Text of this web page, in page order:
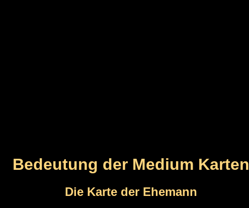
Bedeutung der Medium Karten
Die Karte der Ehemann